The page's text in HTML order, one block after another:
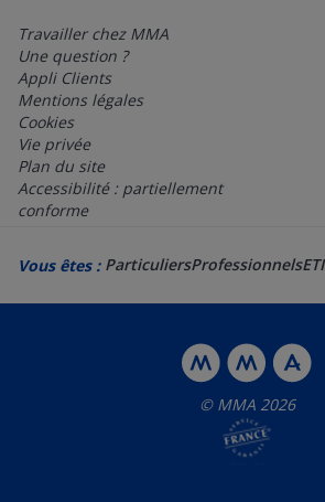
Travailler chez MMA
Une question ?
Appli Clients
Mentions légales
Cookies
Vie privée
Plan du site
Accessibilité : partiellement
conforme
Vous êtes : ParticuliersProfessionnelsETI
© MMA 2026